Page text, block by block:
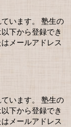
います。 塾生の
下から登録でき
メールアドレス
います。 塾生の
下から登録でき
メールアドレス